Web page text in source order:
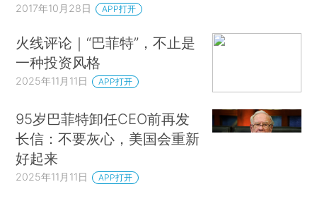
2017年10月28日 APP打开
火线评论｜“巴菲特”，不止是
一种投资风格
2025年11月11日 APP打开
95岁巴菲特卸任CEO前再发
长信：不要灰心，美国会重新
好起来
2025年11月11日 APP打开